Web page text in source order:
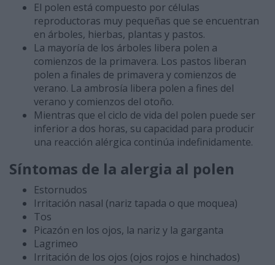
El polen está compuesto por células
reproductoras muy pequeñas que se encuentran
en árboles, hierbas, plantas y pastos.
La mayoría de los árboles libera polen a
comienzos de la primavera. Los pastos liberan
polen a finales de primavera y comienzos de
verano. La ambrosía libera polen a fines del
verano y comienzos del otoño.
Mientras que el ciclo de vida del polen puede ser
inferior a dos horas, su capacidad para producir
una reacción alérgica continúa indefinidamente.
Síntomas de la alergia al polen
Estornudos
Irritación nasal (nariz tapada o que moquea)
Tos
Picazón en los ojos, la nariz y la garganta
Lagrimeo
Irritación de los ojos (ojos rojos e hinchados)